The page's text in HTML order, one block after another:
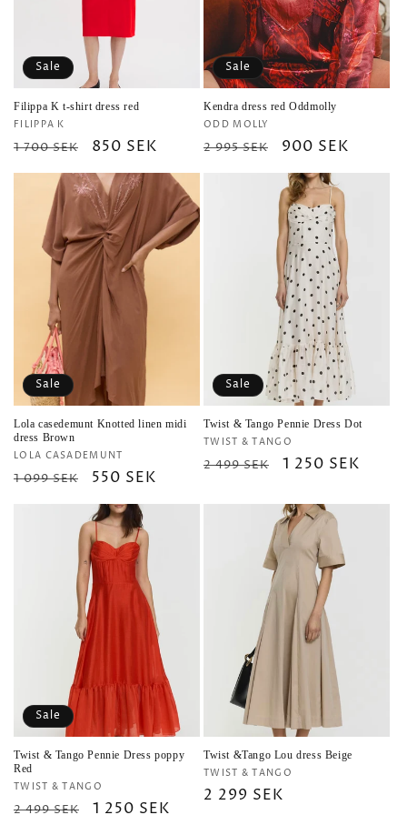
Sale
Filippa K t-shirt dress red
Vendor:
FILIPPA K
Regular
price
1 700 SEK
Sale
price
850 SEK
Sale
Kendra dress red Oddmolly
Vendor:
ODD MOLLY
Regular
2 995 SEK
Sale
price
900 SEK
Sale
Lola casedemunt Knotted linen midi
dress Brown
Vendor:
LOLA CASADEMUNT
Regular
1 099 SEK
Sale
price
550 SEK
Sale
Twist & Tango Pennie Dress Dot
Vendor:
TWIST & TANGO
Regular
2 499 SEK
Sale
1 250 SEK
Sale
Twist & Tango Pennie Dress poppy
Red
Vendor:
TWIST & TANGO
Regular
2 499 SEK
Sale
1 250 SEK
Twist &Tango Lou dress Beige
Vendor:
TWIST & TANGO
Regular
2 299 SEK